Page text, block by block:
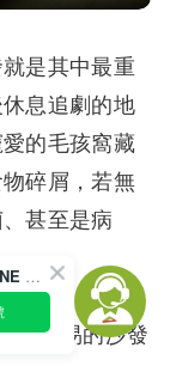
是其中最重
息追劇的地
的毛孩窩藏
碎屑，若無
甚至是病
招簡易的沙發
歡迎訂閱我們的 LINE 官方帳號